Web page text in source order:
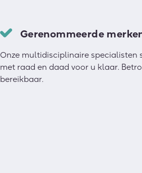
Gerenommeerde
Onze multidisciplinaire specialisten
met raad en daad voor u klaar.
bereikbaar.